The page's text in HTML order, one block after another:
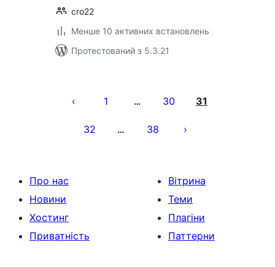
cro22
Менше 10 активних встановлень
Протестований з 5.3.21
записів
1 … 30 31
32 … 38
Про нас
Новини
Хостинг
Приватність
Вітрина
Теми
Плагіни
Паттерни